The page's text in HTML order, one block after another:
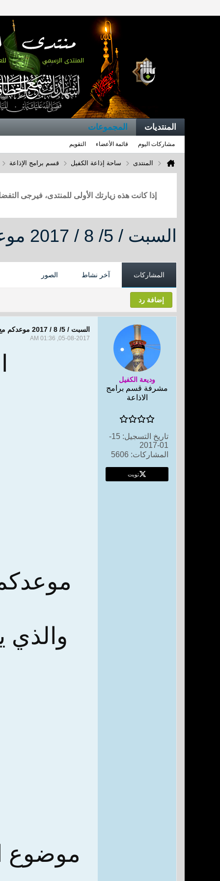
المنتديات المجموعات
مشاركات اليوم قائمة الأعضاء التقويم
المنتدى ساحة إذاعة الكفيل قسم برامج الإذاعة
إذا كانت هذه زيارتك الأولى للمنتدى، فيرجى
السبت / 5/ 8 / 2017 موعدكم مع البرنامج المباشر " فراشة المنزل "
المشاركات آخر نشاط الصور
إضافة رد
وديعة الكفيل
مشرفة قسم برامج
الاذاعة
تاريخ التسجيل:
15-
01-2017
المشاركات: 5606
تويت
السبت / 5/ 8 / 2017 موعدكم مع البرنامج المباشر " فراشة المنزل "
05-08-2017, 01:36 AM
والذي
موضوع